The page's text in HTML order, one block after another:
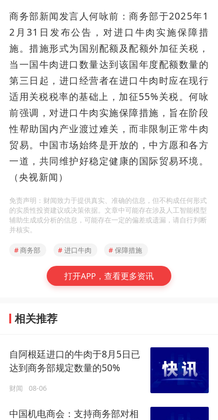
商务部新闻发言人何咏前：商务部于2025年1
2月31日发布公告，对进口牛肉实施保障措
施。措施形式为国别配额及配额外加征关税，
当一国牛肉进口数量达到该国年度配额数量的
第三日起，进口经营者在进口牛肉时应在现行
适用关税税率的基础上，加征55%关税。何咏
前强调，对进口牛肉实施保障措施，旨在阶段
性帮助国内产业渡过难关，而非限制正常牛肉
贸易。中国市场始终是开放的，中方愿和各方
一道，共同维护好稳定健康的国际贸易环境。
（央视新闻）
免责声明：财闻致力于提供真实、准确的信息，但不构成任何形式
的实质性投资建议或决策依据。文章中可能存在涉及人工智能模型
辅助生成或分析的信息，可能存在一定的偏差或遗漏，请自行判断
并核实。
#商务部 # 进口牛肉 # 保障措施
打开APP，查看更多资讯
相关推荐
自阿根廷进口的牛肉于8月5日已
达到商务部规定数量的50%
财闻 08-06
中国机电商会：支持商务部对相